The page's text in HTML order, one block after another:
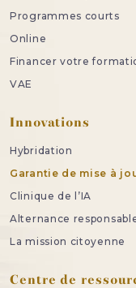
Programmes courts
Online
Financer votre
VAE
Innovations
Hybridation
Garantie de mise à
Clinique de l’IA
Alternance
La mission citoyenne
Centre de